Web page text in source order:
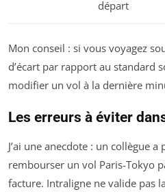
départ
Mon conseil : si vous voyagez
d’écart par rapport au standard
modifier un vol à la dernière
Les erreurs à éviter
J’ai une anecdote : un collègue
rembourser un vol Paris-Tokyo
facture. Intraligne ne valide pas